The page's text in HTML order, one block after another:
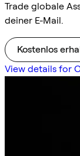
Trade globale
deiner E-Mail.
Kostenlos
View details for